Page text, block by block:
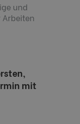
und
mit